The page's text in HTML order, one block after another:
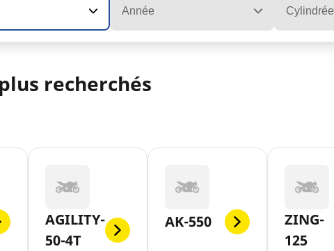
Année Cylindrée
recherchés
AGILITY-
50-4T
AK-550
ZING-
125